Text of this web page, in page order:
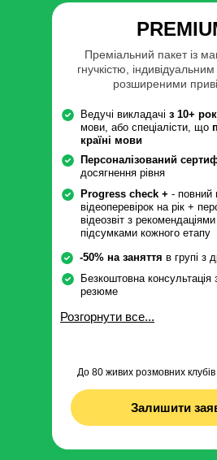
Персоналізований
досягнення рівня
Ведучі викладачі з 10+
мови, або спеціалісти, що
країні мови
Преміальний пакет із
гнучкістю,
розширеними
Безкоштовна консультація
резюме
-50% на заняття в групі з
Progress check + - повний
відеоперевірок на рік +
відеозвіт з
підсумками кожного етапу
До 80 живих розмовних
Залишити
Розгорнути все...